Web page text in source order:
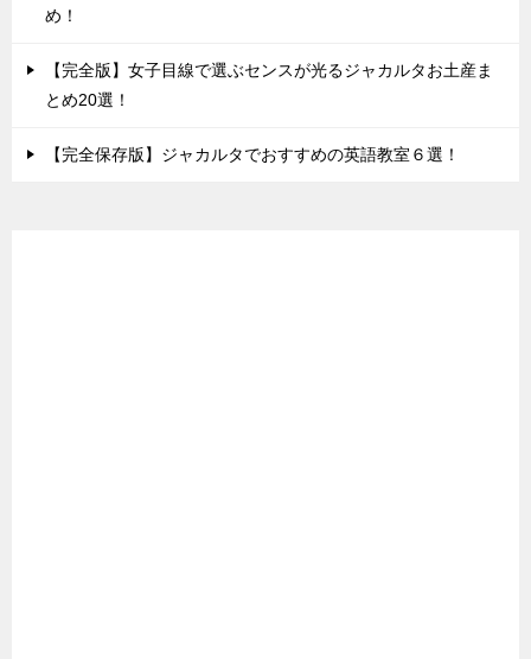
め！
【完全版】女子目線で選ぶセンスが光るジャカルタお土産ま
とめ20選！
【完全保存版】ジャカルタでおすすめの英語教室６選！